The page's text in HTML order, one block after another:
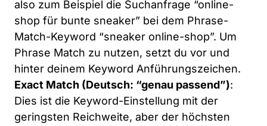
also zum Beispiel die Suchanfrage “online-
shop für bunte sneaker” bei dem Phrase-
Match-Keyword “sneaker online-shop”. Um
Phrase Match zu nutzen, setzt du vor und
hinter deinem Keyword Anführungszeichen.
Exact Match (Deutsch: “genau passend”):
Dies ist die Keyword-Einstellung mit der
geringsten Reichweite, aber der höchsten